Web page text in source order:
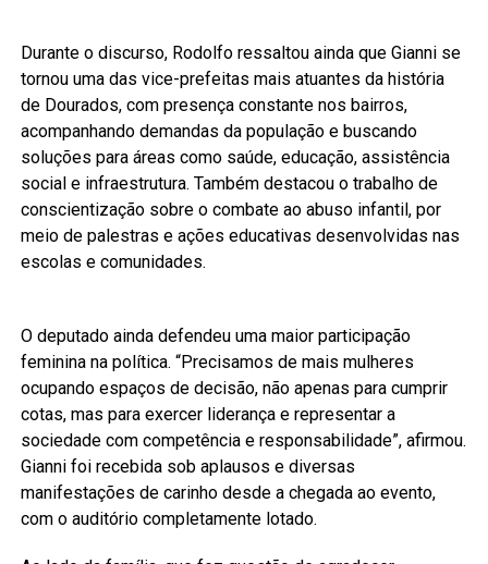
Durante o discurso, Rodolfo ressaltou ainda que Gianni se
tornou uma das vice-prefeitas mais atuantes da história
de Dourados, com presença constante nos bairros,
acompanhando demandas da população e buscando
soluções para áreas como saúde, educação, assistência
social e infraestrutura. Também destacou o trabalho de
conscientização sobre o combate ao abuso infantil, por
meio de palestras e ações educativas desenvolvidas nas
escolas e comunidades.
O deputado ainda defendeu uma maior participação
feminina na política. “Precisamos de mais mulheres
ocupando espaços de decisão, não apenas para cumprir
cotas, mas para exercer liderança e representar a
sociedade com competência e responsabilidade”, afirmou.
Gianni foi recebida sob aplausos e diversas
manifestações de carinho desde a chegada ao evento,
com o auditório completamente lotado.